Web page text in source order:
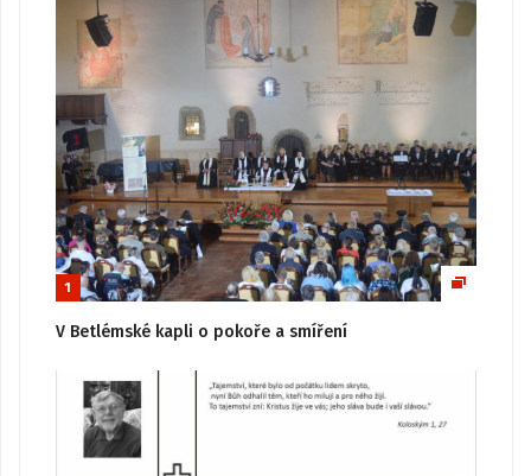
1
V Betlémské kapli o pokoře a smíření